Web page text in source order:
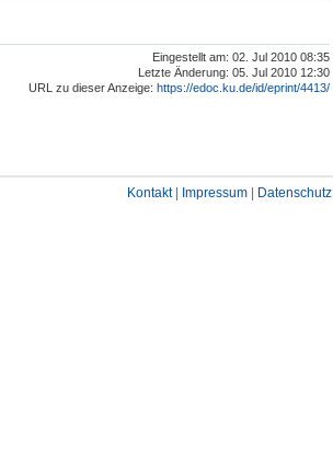
Eingestellt am: 02. Jul 2010 08:35
Letzte Änderung: 05. Jul 2010 12:30
URL zu dieser Anzeige: https://edoc.ku.de/id/eprint/4413/
Kontakt| Impressum Datenschutz